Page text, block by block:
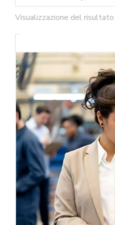
Visualizzazione del risultato